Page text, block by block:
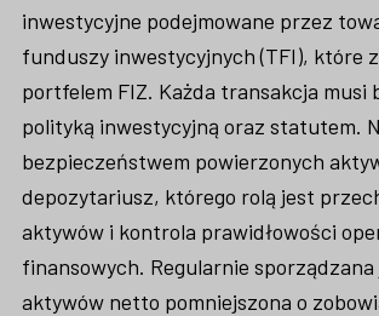
inwestycyjne podejmowane przez
funduszy inwestycyjnych (TFI), które
portfelem FIZ. Każda transakcja musi
polityką inwestycyjną oraz statutem.
bezpieczeństwem powierzonych
depozytariusz, którego rolą jest
aktywów i kontrola prawidłowości
finansowych. Regularnie
aktywów netto pomniejszona o